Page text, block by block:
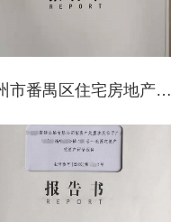
广州市番禺区住宅房地产市场价值评估，财产分割住宅房产评估报告